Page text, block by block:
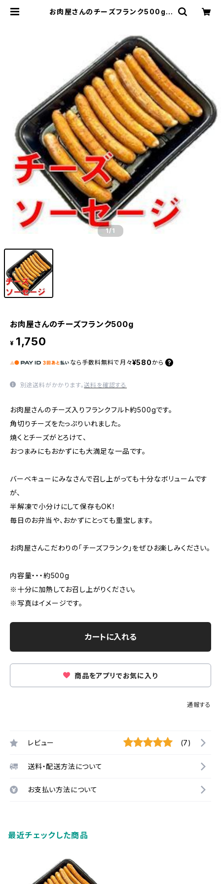
お肉屋さんのチーズフランク500g |
1/1
お肉屋さんのチーズフランク500g
¥ 1,750
なら 手数料無料で 月々¥580 から
別途送料がかかります。送料を確認する
お肉屋さんのチーズ入りフランクフルト約500gです。
角切りチーズをたっぷりいれました。
焼くとチーズがとろけて、
おつまみにもおかずにも大満足な一品です。
バーベキューにみなさんで召し上がっても十分なボリュームです
が、
半解凍で小分けにして保存もOK！
毎日のお弁当や、おかずにとっても重宝します。
お肉屋さんこだわりの「チーズフランク」をぜひお楽しみください。
内容量・・・約500g
※十分に加熱してお召し上がりください。
※写真はイメージです。
カートに入れる
商品をアプリでお気に入り
通報する
レビュー (7)
送料・配送方法について
お支払い方法について
最近チェックした商品